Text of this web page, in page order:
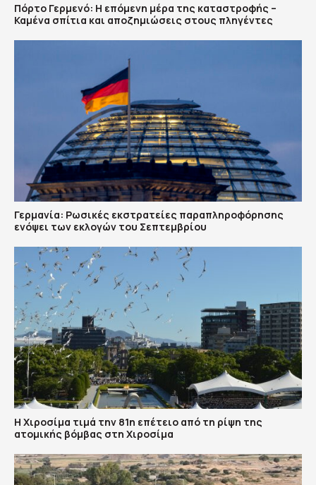
Πόρτο Γερμενό: Η επόμενη μέρα της καταστροφής –
Καμένα σπίτια και αποζημιώσεις στους πληγέντες
Γερμανία: Ρωσικές εκστρατείες παραπληροφόρησης
ενόψει των εκλογών του Σεπτεμβρίου
Η Χιροσίμα τιμά την 81η επέτειο από τη ρίψη της
ατομικής βόμβας στη Χιροσίμα